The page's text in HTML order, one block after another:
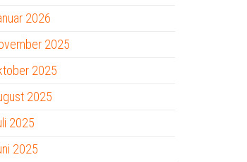
2026
2025
2025
2025
2025
2025